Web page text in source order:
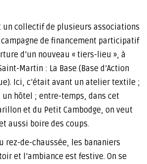
un collectif de plusieurs associations
de financement participatif
d’un nouveau « tiers-lieu », à
Martin : La Base (Base d’Action
Ici, c’était avant un atelier textile ;
un hôtel ; entre-temps, dans cet
et du Petit Cambodge, on veut
aussi boire des coups.
rez-de-chaussée, les bananiers
et l’ambiance est festive. On se